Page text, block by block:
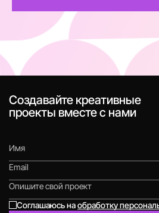
Создавайте креативные
проекты вместе с нами
Соглашаюсь наобработку